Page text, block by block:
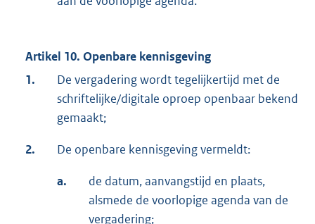
Artikel 10. Openbare kennisgeving
1.
De vergadering wordt tegelijkertijd met de
schriftelijke/digitale oproep openbaar bekend
gemaakt;
2. De openbare kennisgeving vermeldt:
a.
de datum, aanvangstijd en plaats,
alsmede de voorlopige agenda van de
vergadering;